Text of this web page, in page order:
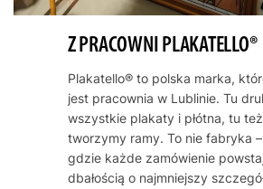
Z PRACOWNI PLAKATELLO®
Plakatello® to polska marka,
jest pracownia w Lublinie. Tu
wszystkie plakaty i płótna, tu
tworzymy ramy. To nie fabryka
gdzie każde zamówienie
dbałością o najmniejszy